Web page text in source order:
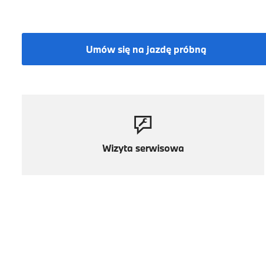
Umów się na jazdę próbną
Wizyta serwisowa